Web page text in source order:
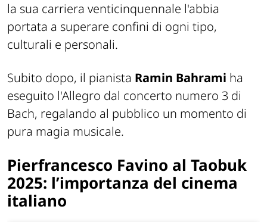
la sua carriera venticinquennale l'abbia
portata a superare confini di ogni tipo,
culturali e personali.
Subito dopo, il pianista Ramin Bahrami ha
eseguito l'Allegro dal concerto numero 3 di
Bach, regalando al pubblico un momento di
pura magia musicale.
Pierfrancesco Favino al Taobuk
2025: l’importanza del cinema
italiano